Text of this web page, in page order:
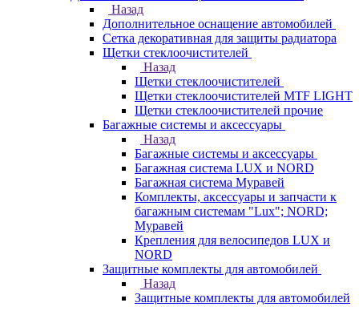
Назад
Дополнительное оснащение автомобилей
Сетка декоративная для защиты радиатора
Щетки стеклоочистителей
Назад
Щетки стеклоочистителей
Щетки стеклоочистителей MTF LIGHT
Щетки стеклоочистителей прочие
Багажные системы и аксессуары
Назад
Багажные системы и аксессуары
Багажная система LUX и NORD
Багажная система Муравей
Комплекты, аксессуары и запчасти к
багажным системам "Lux"; NORD;
Муравей
Крепления для велосипедов LUX и
NORD
Защитные комплекты для автомобилей
Назад
Защитные комплекты для автомобилей